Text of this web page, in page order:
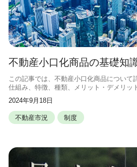
不動産小口化商品の基礎知
この記事では、不動産小口化商品について
仕組み、特徴、種類、メリット・デメリッ
投資の選択肢が広がるかもしれません。 不
と仕組みを理解しよう 不動産小口
2024年9月18日
不動産市況 制度